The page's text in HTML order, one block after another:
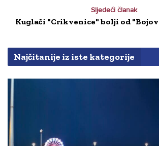
Sljedeći članak
Kuglači "Crikvenice" bolji od
Najčitanije iz iste kategorije